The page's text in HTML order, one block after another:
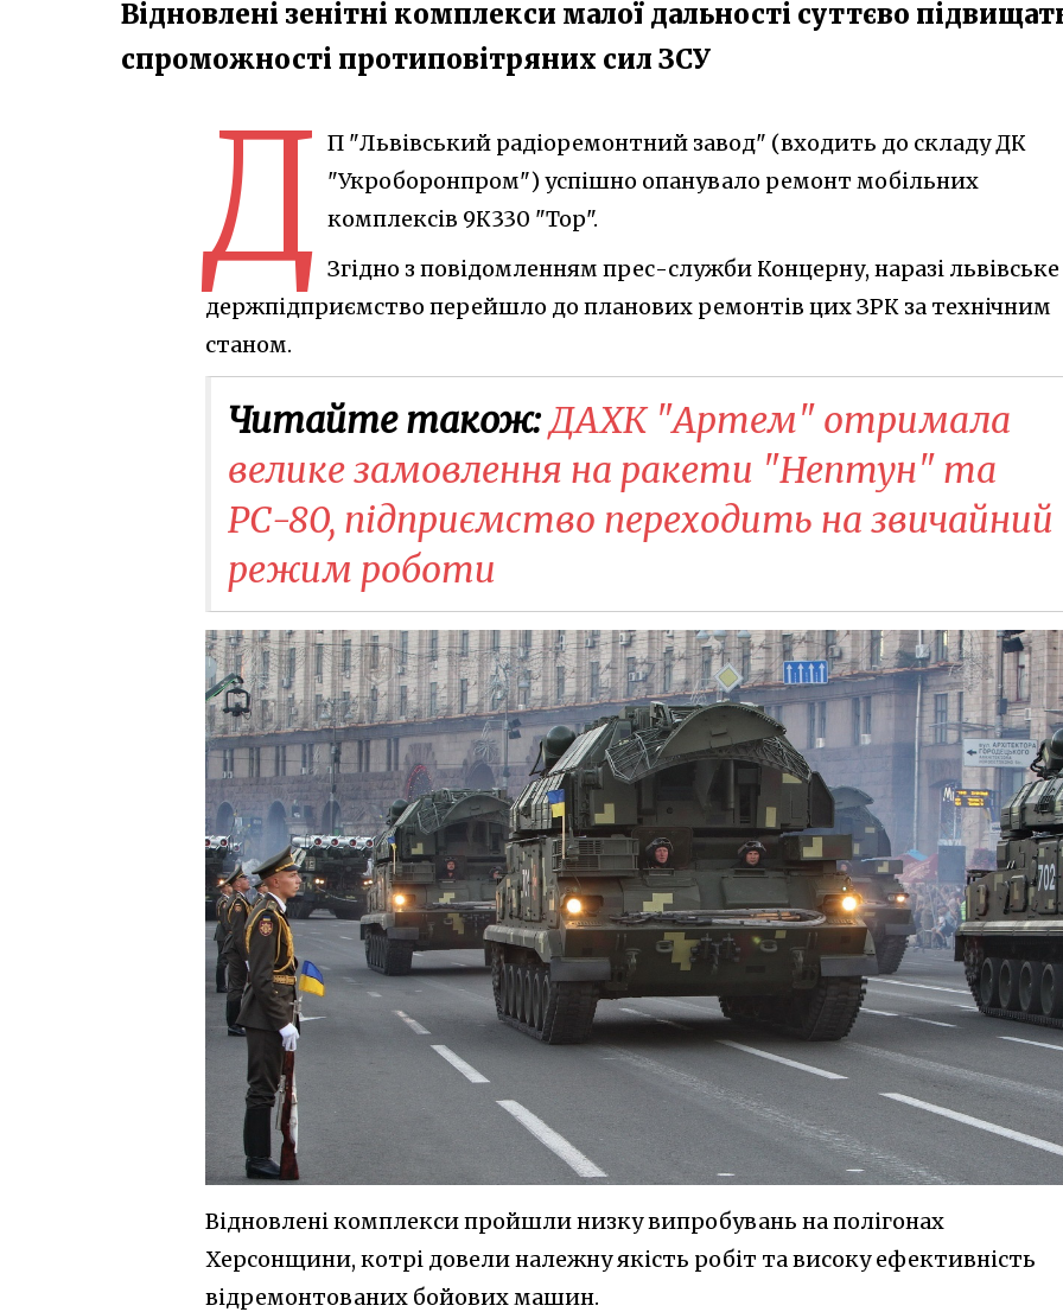
Відновлені зенітні комплекси малої дальності суттєво
спроможності протиповітряних сил ЗСУ
Д П "Львівський радіоремонтний завод" (входить до складу ДК
"Укроборонпром") успішно опанувало ремонт мобільних
комплексів 9К330 "Тор".
Згідно з повідомленням прес-служби Концерну, наразі львівське
держпідприємство перейшло до планових ремонтів цих ЗРК за технічним
станом.
Читайте також:ДАХК "Артем" отримала
велике замовлення на ракети "Нептун" та
РС-80, підприємство переходить на звичайний
режим роботи
Відновлені комплекси пройшли низку випробувань на полігонах
Херсонщини, котрі довели належну якість робіт та високу ефективність
відремонтованих бойових машин.